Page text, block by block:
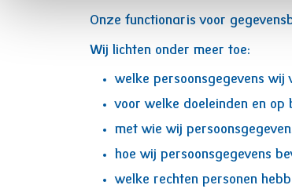
Onze functionaris voor
Wij lichten onder meer toe:
welke persoonsgegevens
voor welke doeleinden en
met wie wij
hoe wij persoonsgegevens
welke rechten personen